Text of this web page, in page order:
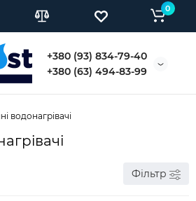
+380 (93) 834-79-40
+380 (63) 494-83-99
0
водонагрівачі
Фільтр